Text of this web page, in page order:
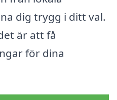
dig trygg i ditt val.
är att få
för dina